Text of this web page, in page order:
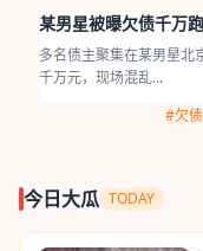
某男星被曝欠债千万
多名债主聚集在某男星北
千万元，现场混乱...
#欠债
今日大瓜 TODAY